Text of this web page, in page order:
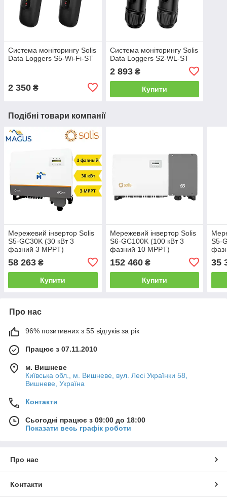
Система моніторингу Solis
Data Loggers S5-Wi-Fi-ST
2 350 ₴
Система моніторингу Solis
Data Loggers S2-WL-ST
2 893₴
Купити
Подібні товари компанії
Мережевий інвертор Solis
S5-GC30K (30 кВт 3
фазний 3 MPPT)
58 263 ₴
Купити
Мережевий інвертор Solis
S6-GC100K (100 кВт 3
фазний 10 MPPT)
152 460₴
Купити
S5-
35
Про нас
96% позитивних з 55 відгуків за рік
Працює з 07.11.2010
м. Вишневе
Київська обл., м. Вишневе, вул. Лесі Українки 58,
Вишневе, Україна
Контакти
Сьогодні працює з 09:00 до 18:00
Показати весь графік роботи
Про нас
Контакти